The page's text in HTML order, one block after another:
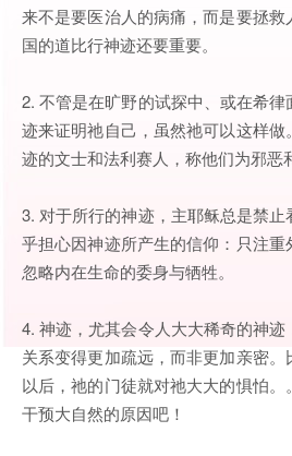
来不是要医治人的病痛，而是要拯
国的道比行神迹还要重要。
2. 不管是在旷野的试探中、或在希
迹来证明祂自己，虽然祂可以这样
迹的文士和法利赛人，称他们为邪恶
3. 对于所行的神迹，主耶稣总是禁
乎担心因神迹所产生的信仰：只注
忽略内在生命的委身与牺牲。
4. 神迹，尤其会令人大大稀奇的神
关系变得更加疏远，而非更加亲密
以后，祂的门徒就对祂大大的惧怕
干预大自然的原因吧！